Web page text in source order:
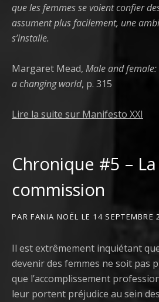
que les femmes se voient confier
assument plus facilement, une
s’installe.
Margaret Mead, Male and
a changing world, p. 315
Lire la suite sur Manifesto XXI
Chronique #5 – La
commission
PARFANIA NOËL LE 14 SEPTEMBRE
Il est extrêmement inquiétant
devenir des femmes ne soit pas
que l’accomplissement
leur portent préjudice au sein